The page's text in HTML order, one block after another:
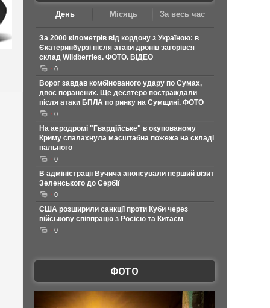
День Місяць За весь час
За 2000 кілометрів від кордону з Україною: в
Єкатеринбурзі після атаки дронів загорівся
склад Wildberries. ФОТО. ВІДЕО
0
Ворог завдав комбінованого удару по Сумах,
двоє поранених. Ще десятеро постраждали
після атаки БПЛА по ринку на Сумщині. ФОТО
0
На аеродромі "Гвардійське" в окупованому
Криму спалахнула масштабна пожежа на складі
пального
0
В адміністрації Вучича анонсували перший візит
Зеленського до Сербії
0
США розширили санкції проти Куби через
військову співпрацю з Росією та Китаєм
0
ФОТО